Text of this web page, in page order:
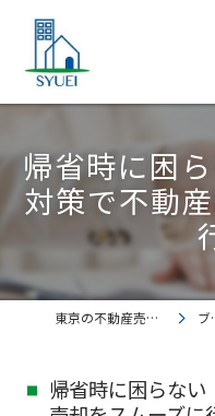
帰省時に困
対策で不動
東京の不動産売却なら株式会社集英都市開発 ブログ
帰省時に困らな